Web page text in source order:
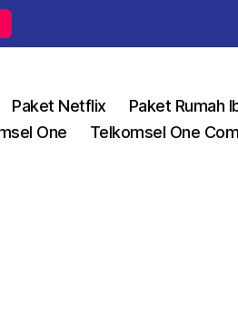
Paket Netflix
Paket Rumah
One
Telkomsel One